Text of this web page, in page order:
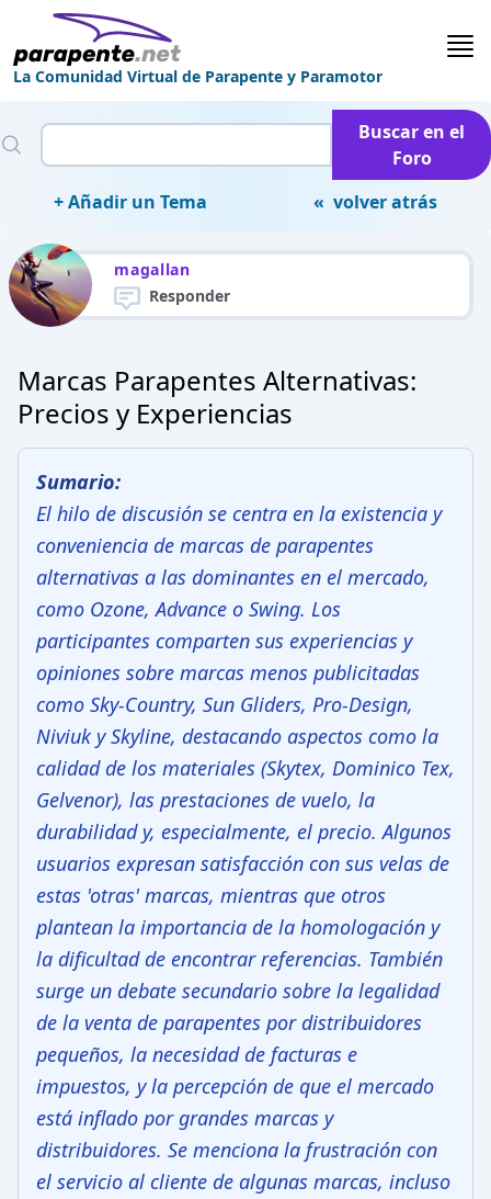
La Comunidad Virtual de Parapente y Paramotor
Buscar en el
Foro
+ Añadir un Tema
« volver atrás
magallan
Responder
Marcas Parapentes Alternativas:
Precios y Experiencias
Sumario:
El hilo de discusión se centra en la existencia y
conveniencia de marcas de parapentes
alternativas a las dominantes en el mercado,
como Ozone, Advance o Swing. Los
participantes comparten sus experiencias y
opiniones sobre marcas menos publicitadas
como Sky-Country, Sun Gliders, Pro-Design,
Niviuk y Skyline, destacando aspectos como la
calidad de los materiales (Skytex, Dominico Tex,
Gelvenor), las prestaciones de vuelo, la
durabilidad y, especialmente, el precio. Algunos
usuarios expresan satisfacción con sus velas de
estas 'otras' marcas, mientras que otros
plantean la importancia de la homologación y
la dificultad de encontrar referencias. También
surge un debate secundario sobre la legalidad
de la venta de parapentes por distribuidores
pequeños, la necesidad de facturas e
impuestos, y la percepción de que el mercado
está inflado por grandes marcas y
distribuidores. Se menciona la frustración con
el servicio al cliente de algunas marcas, incluso